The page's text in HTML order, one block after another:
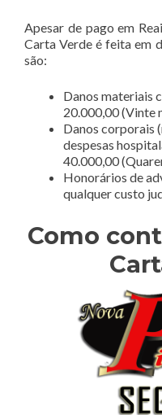
Apesar de pago em
Carta Verde é feita em
são:
Danos materiais
20.000,00 (Vinte
Danos corporais
despesas
40.000,00
Honorários de
qualquer custo
Como